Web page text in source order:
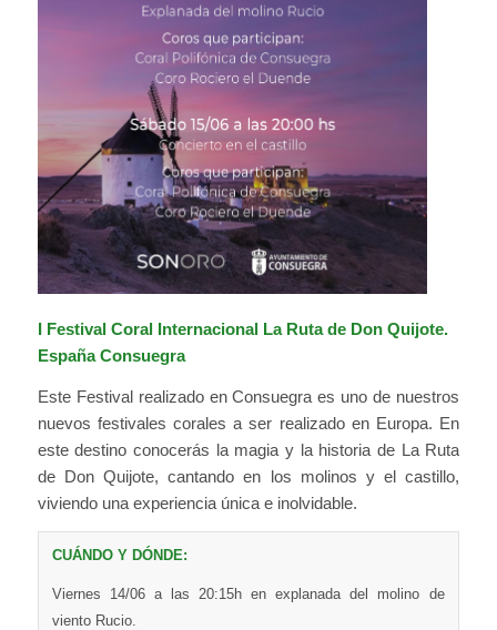
I Festival Coral Internacional La Ruta de Don Quijote.
España Consuegra
Este Festival realizado en Consuegra es uno de nuestros
nuevos festivales corales a ser realizado en Europa. En
este destino conocerás la magia y la historia de La Ruta
de Don Quijote, cantando en los molinos y el castillo,
viviendo una experiencia única e inolvidable.
CUÁNDO Y DÓNDE:
Viernes 14/06 a las 20:15h en explanada del molino de
viento Rucio.